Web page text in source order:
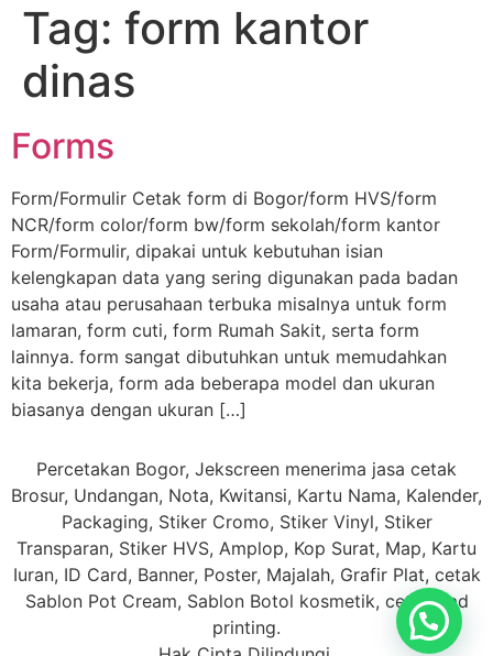
Tag: form kantor
dinas
Forms
Form/Formulir Cetak form di Bogor/form HVS/form
NCR/form color/form bw/form sekolah/form kantor
Form/Formulir, dipakai untuk kebutuhan isian
kelengkapan data yang sering digunakan pada badan
usaha atau perusahaan terbuka misalnya untuk form
lamaran, form cuti, form Rumah Sakit, serta form
lainnya. form sangat dibutuhkan untuk memudahkan
kita bekerja, form ada beberapa model dan ukuran
biasanya dengan ukuran […]
Percetakan Bogor, Jekscreen menerima jasa cetak
Brosur, Undangan, Nota, Kwitansi, Kartu Nama, Kalender,
Packaging, Stiker Cromo, Stiker Vinyl, Stiker
Transparan, Stiker HVS, Amplop, Kop Surat, Map, Kartu
Iuran, ID Card, Banner, Poster, Majalah, Grafir Plat, cetak
Sablon Pot Cream, Sablon Botol kosmetik, cetak Pad
printing.